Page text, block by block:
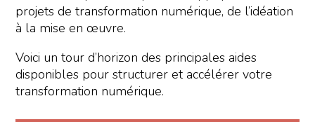
projets de transformation numérique, de l’idéation
à la mise en œuvre.
Voici un tour d’horizon des principales aides
disponibles pour structurer et accélérer votre
transformation numérique.